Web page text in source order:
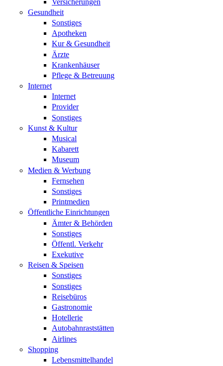
Gesundheit
Sonstiges
Apotheken
Kur & Gesundheit
Ärzte
Krankenhäuser
Pflege & Betreuung
Internet
Internet
Provider
Sonstiges
Kunst & Kultur
Musical
Kabarett
Museum
Medien & Werbung
Fernsehen
Sonstiges
Printmedien
Öffentliche Einrichtungen
Ämter & Behörden
Sonstiges
Öffentl. Verkehr
Exekutive
Reisen & Speisen
Sonstiges
Sonstiges
Reisebüros
Gastronomie
Hotellerie
Autobahnraststätten
Airlines
Shopping
Lebensmittelhandel